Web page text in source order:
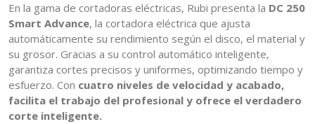
En la gama de cortadoras eléctricas, Rubi presenta la DC 250
Smart Advance, la cortadora eléctrica que ajusta
automáticamente su rendimiento según el disco, el material y
su grosor. Gracias a su control automático inteligente,
garantiza cortes precisos y uniformes, optimizando tiempo y
esfuerzo. Con cuatro niveles de velocidad y acabado,
facilita el trabajo del profesional y ofrece el verdadero
corte inteligente.